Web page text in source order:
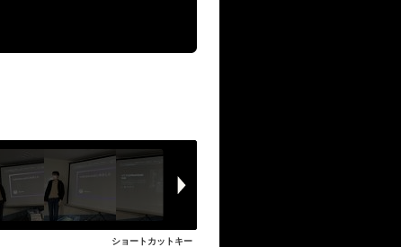
ショートカットキー